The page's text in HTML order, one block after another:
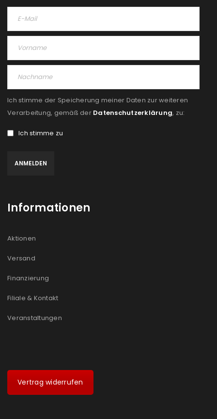
Ich stimme der Speicherung meiner Daten zur weiteren
Verarbeitung, gemäß der Datenschutzerklärung, zu:
Ich stimme zu
Informationen
Aktionen
Versand
Finanzierung
Filiale & Kontakt
Veranstaltungen
Vertrag widerrufen